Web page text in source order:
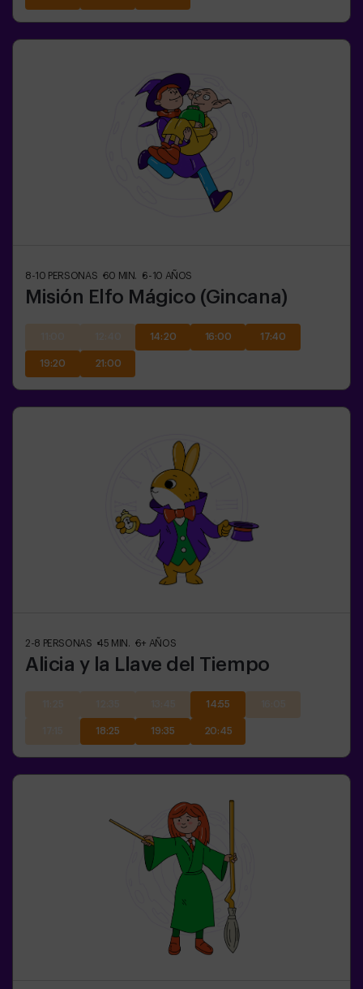
8-10 PERSONAS 60 MIN. 6-10 AÑOS
Misión Elfo Mágico (Gincana)
14:20 16:00 17:40
19:20 21:00
2-8 PERSONAS 45 MIN. 6+ AÑOS
Alicia y la Llave del Tiempo
14:55
18:25 19:35 20:45